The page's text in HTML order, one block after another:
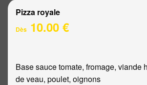
Pizza royale
Dès 10.00 €
Base sauce tomate, fromage, viande
de veau, poulet, oignons